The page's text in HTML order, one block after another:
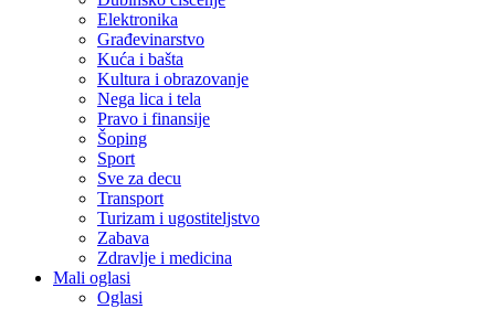
Elektronika
Građevinarstvo
Kuća i bašta
Kultura i obrazovanje
Nega lica i tela
Pravo i finansije
Šoping
Sport
Sve za decu
Transport
Turizam i ugostiteljstvo
Zabava
Zdravlje i medicina
Mali oglasi
Oglasi